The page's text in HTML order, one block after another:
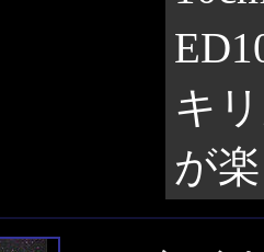
キ
が